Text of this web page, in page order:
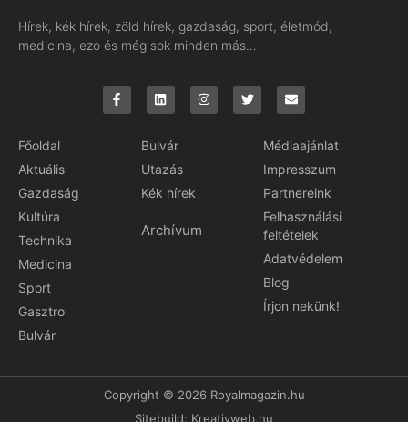
Hírek, kék hírek, zöld hírek, gazdaság, sport, életmód,
medicina, ezo és még sok minden más…
Főoldal
Aktuális
Gazdaság
Kultúra
Technika
Medicina
Sport
Gasztro
Bulvár
Bulvár
Utazás
Kék hírek
Archívum
Médiaajánlat
Impresszum
Partnereink
Felhasználási
feltételek
Adatvédelem
Blog
Írjon nekünk!
Copyright © 2026 Royalmagazin.hu
Sitebuild: Kreativweb.hu